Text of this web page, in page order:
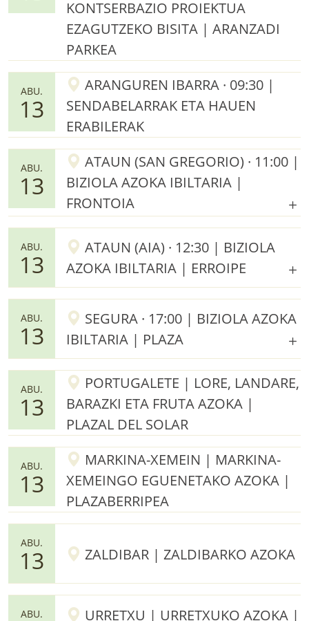
KONTSERBAZIO PROIEKTUA
EZAGUTZEKO BISITA | ARANZADI
PARKEA
ABU.
13
ARANGUREN IBARRA · 09:30 |
SENDABELARRAK ETA HAUEN
ERABILERAK
ABU.
13
ATAUN (SAN GREGORIO) · 11:00 |
BIZIOLA AZOKA IBILTARIA |
FRONTOIA
ABU.
13
ATAUN (AIA) · 12:30 | BIZIOLA
AZOKA IBILTARIA | ERROIPE
ABU.
13
SEGURA · 17:00 | BIZIOLA AZOKA
IBILTARIA | PLAZA
ABU.
13
PORTUGALETE | LORE, LANDARE,
BARAZKI ETA FRUTA AZOKA |
PLAZAL DEL SOLAR
ABU.
13
MARKINA-XEMEIN | MARKINA-
XEMEINGO EGUENETAKO AZOKA |
PLAZABERRIPEA
ABU.
13 ZALDIBAR | ZALDIBARKO AZOKA
ABU.
URRETXU | URRETXUKO AZOKA |